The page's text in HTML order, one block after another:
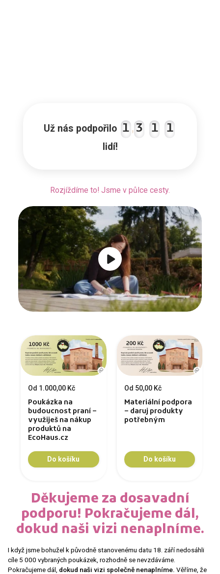
Už nás podpořilo 1 , 3 1 1
lidí!
Rozjíždíme to! Jsme v půlce cesty.
Od 1.000,00 Kč
Poukázka na
budoucnost praní –
využiješ na nákup
produktů na
EcoHaus.cz
Do košíku
Od 50,00 Kč
Materiální podpora
– daruj produkty
potřebným
Do košíku
Děkujeme za dosavadní
podporu! Pokračujeme dál,
dokud naši vizi nenaplníme.
I když jsme bohužel k původně stanovenému datu 18. září nedosáhli
cíle 5 000 vybraných poukázek, rozhodně se nevzdáváme.
Pokračujeme dál, dokud naši vizi společně nenaplníme. Věříme, že